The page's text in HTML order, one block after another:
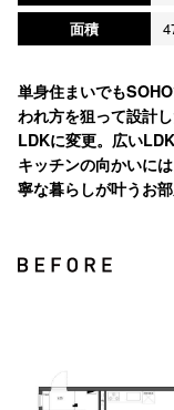
面積
単身住まいでも
われ方を狙って設計
LDKに変更。広い
キッチンの向かいに
寧な暮らしが叶うお部